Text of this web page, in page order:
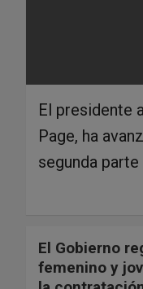
El presidente
Page, ha
segunda
El Gobierno
femenino y